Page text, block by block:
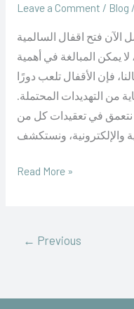
Leave a Comment / Blog /
السالمية 66755325 إتصل الآن فتح اقفال السالمية
يمكن المبالغة في أهمية
فإن الأقفال تلعب دورًا
من التهديدات المحتملة.
في تعقيدات كل من
والإلكترونية، ونستكشف
Read More »
← Previous